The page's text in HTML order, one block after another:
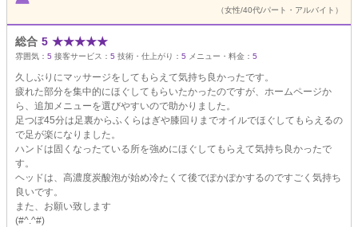
（女性/40代/パート・アルバイト）
総合 5 ★★★★★
雰囲気： 5 接客サービス： 5 技術・仕上がり： 5 メニュー・料金： 5
久しぶりにマッサージをしてもらえて気持ち良かったです。
疲れた部分を集中的にほぐしてもらいたかったのですが、ホームページか
ら、追加メニューを選びやすいので助かりました。
足つぼ45分は足裏からふくらはぎや膝回りまでオイルでほぐしてもらえるの
で足が楽になりました。
ハンドは固くなったている所を強めにほぐしてもらえて気持ち良かったで
す。
ヘッドは、高濃度炭酸泡が始め冷たくて後でぽかぽかするのですごく気持ち
良いです。
また、お願い致します
(#^.^#)